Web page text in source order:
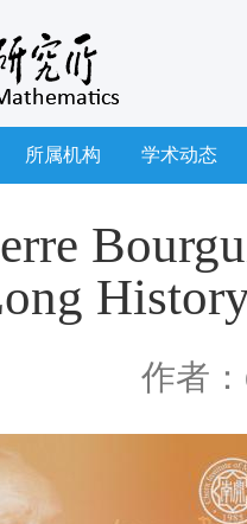
所属机构 学术动态
作者